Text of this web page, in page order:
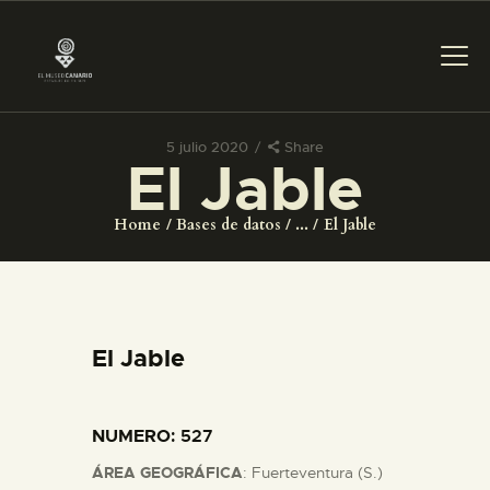
5 julio 2020 Share
El Jable
Home Bases de datos ... El Jable
PREPARAR LA VISITA
COLECCIONES
El Jable
NUMERO: 527
ÁREA GEOGRÁFICA: Fuerteventura (S.)